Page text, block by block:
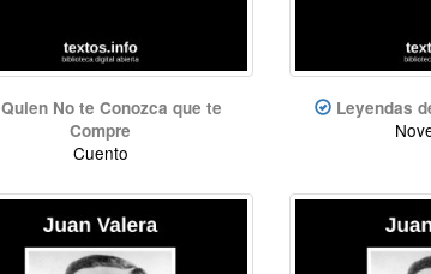
Quien No te Conozca que te
Compre
Cuento
Leyendas